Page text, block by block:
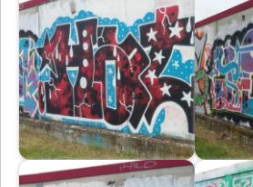
Immagine Immagine